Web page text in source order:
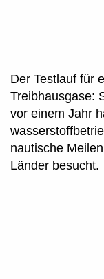
Der Testlauf für
Treibhausgase:
vor einem Jahr
nautische
Länder besucht.